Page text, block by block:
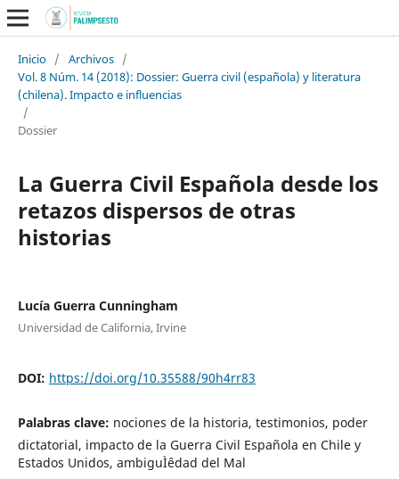
Inicio / Archivos /
Vol. 8 Núm. 14 (2018): Dossier: Guerra civil (española) y literatura
(chilena). Impacto e influencias
/
Dossier
La Guerra Civil Española desde los
retazos dispersos de otras
historias
Lucía Guerra Cunningham
Universidad de California, Irvine
DOI: https://doi.org/10.35588/90h4rr83
Palabras clave: nociones de la historia, testimonios, poder
dictatorial, impacto de la Guerra Civil Española en Chile y
Estados Unidos, ambiguÌˆedad del Mal